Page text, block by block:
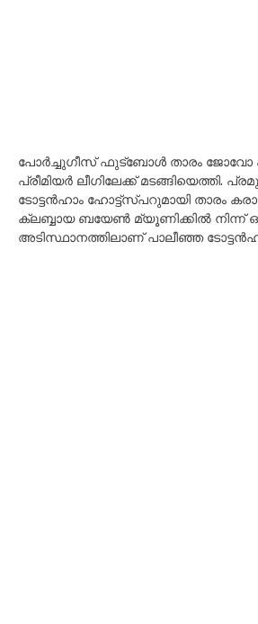
പോർച്ചുഗീസ് ഫുട്ബോൾ താരം ജോവോ
പ്രീമിയർ ലീഗിലേക്ക് മടങ്ങിയെത്തി.
ടോട്ടൻഹാം ഹോട്ട്‌സ്പറുമായി താരം
ക്ലബ്ബായ ബയേൺ മ്യൂണിക്കിൽ
അടിസ്ഥാനത്തിലാണ് പാലീഞ്ഞ